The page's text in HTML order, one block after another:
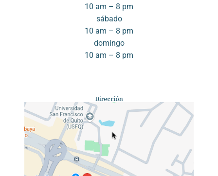
10 am – 8 pm
sábado
10 am – 8 pm
domingo
10 am – 8 pm
Dirección